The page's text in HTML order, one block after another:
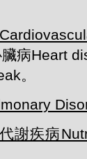
病Heart
。
謝疾病